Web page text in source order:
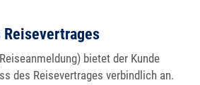
bietet der Kunde
des Reisevertrages verbindlich an.